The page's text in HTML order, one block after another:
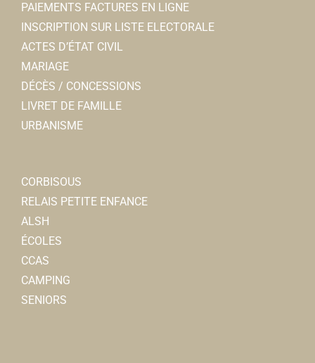
PAIEMENTS FACTURES EN LIGNE
INSCRIPTION SUR LISTE ELECTORALE
ACTES D’ÉTAT CIVIL
MARIAGE
DÉCÈS / CONCESSIONS
LIVRET DE FAMILLE
URBANISME
CORBISOUS
RELAIS PETITE ENFANCE
ALSH
ÉCOLES
CCAS
CAMPING
SENIORS